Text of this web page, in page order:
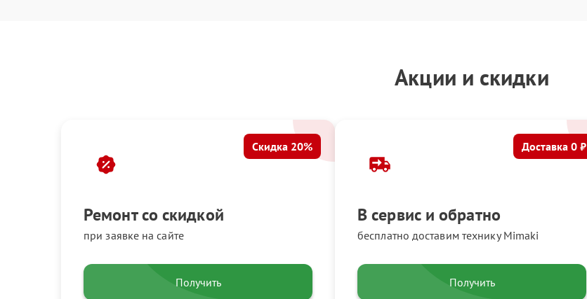
Акции и скидки
Ремонт со скидкой
при заявке на сайте
Скидка 20%
Получить
В сервис и обратно
бесплатно доставим технику Mimaki
Доставка 0 ₽
Получить